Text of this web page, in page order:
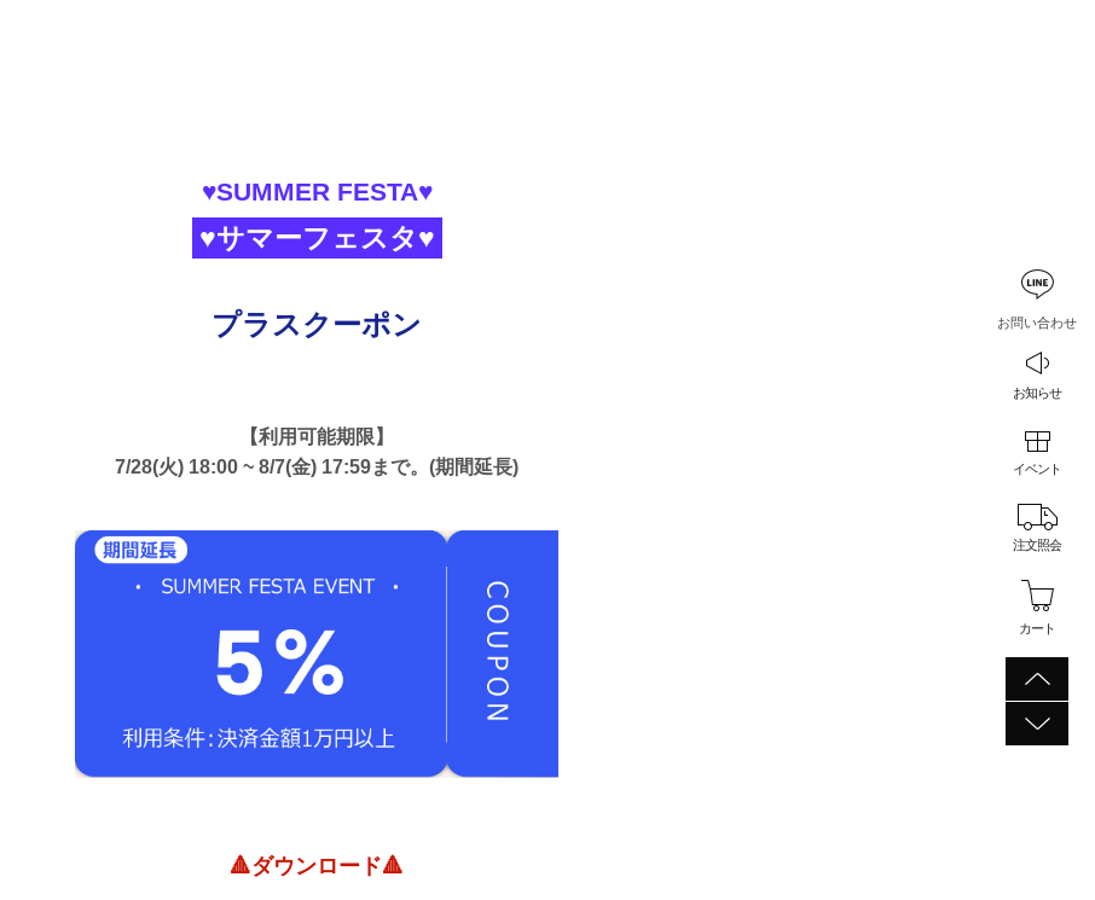
お問い合わせ
お知らせ
イベント
注文照会
カート
♥SUMMER FESTA♥
♥サマーフェスタ♥
プラスクーポン
【利用可能期限】
7/28(火) 18:00 ~ 8/7(金) 17:59まで。(期間延長)
🔺ダウンロード🔺